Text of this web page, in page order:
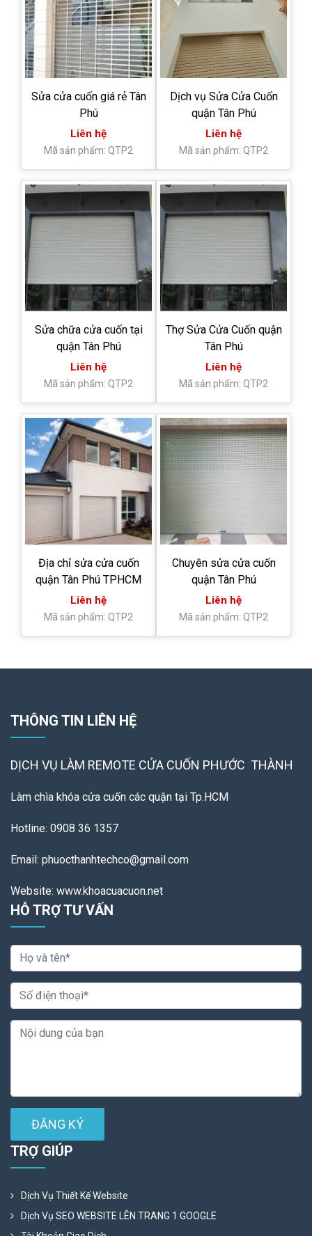
Sửa cửa cuốn giá rẻ Tân
Phú
Liên hệ
Mã sản phẩm: QTP2
Dịch vụ Sửa Cửa Cuốn
quận Tân Phú
Liên hệ
Mã sản phẩm: QTP2
Sửa chữa cửa cuốn tại
quận Tân Phú
Liên hệ
Mã sản phẩm: QTP2
Thợ Sửa Cửa Cuốn quận
Tân Phú
Liên hệ
Mã sản phẩm: QTP2
Địa chỉ sửa cửa cuốn
quận Tân Phú TPHCM
Liên hệ
Mã sản phẩm: QTP2
Chuyên sửa cửa cuốn
quận Tân Phú
Liên hệ
Mã sản phẩm: QTP2
THÔNG TIN LIÊN HỆ
DỊCH VỤ LÀM REMOTE CỬA CUỐN PHƯỚC THÀNH
Làm chìa khóa cửa cuốn các quận tại Tp.HCM
Hotline: 0908 36 1357
Email: phuocthanhtechco@gmail.com
Website: www.khoacuacuon.net
HỖ TRỢ TƯ VẤN
ĐĂNG KÝ
TRỢ GIÚP
Dịch Vụ Thiết Kế Website
Dịch Vụ SEO WEBSITE LÊN TRANG 1 GOOGLE